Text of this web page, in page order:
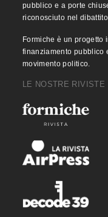
pubblico e a porte
riconosciuto nel
Formiche è un progetto
finanziamento pubblico
movimento politico.
LE NOSTRE RIVISTE